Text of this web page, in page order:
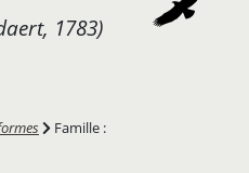
1783)
Famille :